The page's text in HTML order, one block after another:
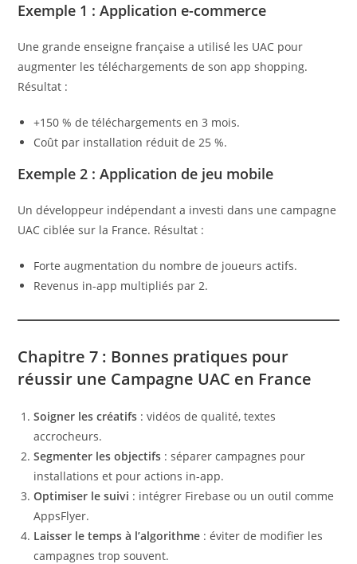
Exemple 1 : Application e-commerce
Une grande enseigne française a utilisé les UAC pour
augmenter les téléchargements de son app shopping.
Résultat :
+150 % de téléchargements en 3 mois.
Coût par installation réduit de 25 %.
Exemple 2 : Application de jeu mobile
Un développeur indépendant a investi dans une campagne
UAC ciblée sur la France. Résultat :
Forte augmentation du nombre de joueurs actifs.
Revenus in-app multipliés par 2.
Chapitre 7 : Bonnes pratiques pour
réussir une Campagne UAC en France
Soigner les créatifs : vidéos de qualité, textes
accrocheurs.
Segmenter les objectifs : séparer campagnes pour
installations et pour actions in-app.
Optimiser le suivi : intégrer Firebase ou un outil comme
AppsFlyer.
Laisser le temps à l’algorithme : éviter de modifier les
campagnes trop souvent.